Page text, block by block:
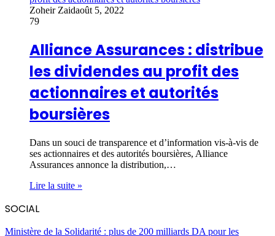
Zoheir Zaidaoût 5, 2022
79
Alliance Assurances : distribue
les dividendes au profit des
actionnaires et autorités
boursières
Dans un souci de transparence et d’information vis-à-vis de
ses actionnaires et des autorités boursières, Alliance
Assurances annonce la distribution,…
Lire la suite »
SOCIAL
Ministère de la Solidarité : plus de 200 milliards DA pour les